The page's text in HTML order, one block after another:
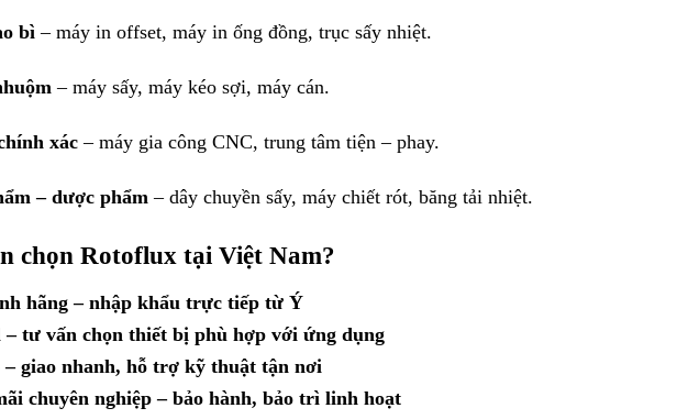
bì– máy in offset, máy in ống đồng, trục sấy nhiệt.
– máy sấy, máy kéo sợi, máy cán.
xác– máy gia công CNC, trung tâm tiện – phay.
– dược phẩm – dây chuyền sấy, máy chiết rót, băng tải nhiệt.
chọn Rotoflux tại Việt Nam?
hãng – nhập khẩu trực tiếp từ Ý
– tư vấn chọn thiết bị phù hợp với ứng dụng
– giao nhanh, hỗ trợ kỹ thuật tận nơi
chuyên nghiệp – bảo hành, bảo trì linh hoạt